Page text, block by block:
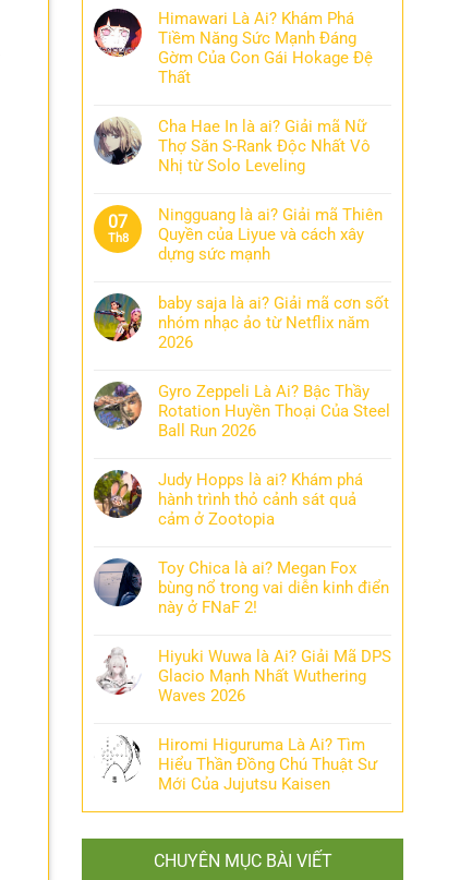
Himawari Là Ai? Khám Phá
Tiềm Năng Sức Mạnh Đáng
Gờm Của Con Gái Hokage Đệ
Thất
Cha Hae In là ai? Giải mã Nữ
Thợ Săn S-Rank Độc Nhất Vô
Nhị từ Solo Leveling
07
Th8
Ningguang là ai? Giải mã Thiên
Quyền của Liyue và cách xây
dựng sức mạnh
baby saja là ai? Giải mã cơn sốt
nhóm nhạc ảo từ Netflix năm
2026
Gyro Zeppeli Là Ai? Bậc Thầy
Rotation Huyền Thoại Của Steel
Ball Run 2026
Judy Hopps là ai? Khám phá
hành trình thỏ cảnh sát quả
cảm ở Zootopia
Toy Chica là ai? Megan Fox
bùng nổ trong vai diễn kinh điển
này ở FNaF 2!
Hiyuki Wuwa là Ai? Giải Mã DPS
Glacio Mạnh Nhất Wuthering
Waves 2026
Hiromi Higuruma Là Ai? Tìm
Hiểu Thần Đồng Chú Thuật Sư
Mới Của Jujutsu Kaisen
CHUYÊN MỤC BÀI VIẾT